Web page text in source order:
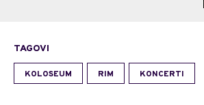
TAGOVI
KOLOSEUM RIM KONCERTI